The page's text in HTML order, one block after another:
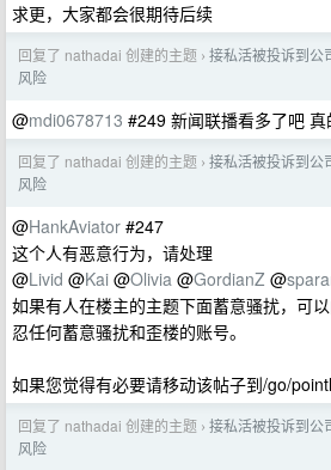
求更，大家都会很期待后续
回复了 nathadai 创建的主题 › 接私活被投诉到公
风险
@mdi0678713 #249 新闻联播看多了吧 真
回复了 nathadai 创建的主题 › 接私活被投诉到公
风险
@HankAviator #247
这个人有恶意行为，请处理
@Livid @Kai @Olivia @GordianZ @
如果有人在楼主的主题下面蓄意骚扰，可
忍任何蓄意骚扰和歪楼的账号。
如果您觉得有必要请移动该帖子到/go/
回复了 nathadai 创建的主题 › 接私活被投诉到公
风险